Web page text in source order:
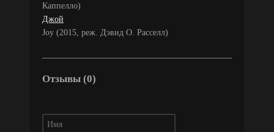
Каппелло)
Джой
Joy (2015, реж. Дэвид О. Расселл)
Отзывы (0)